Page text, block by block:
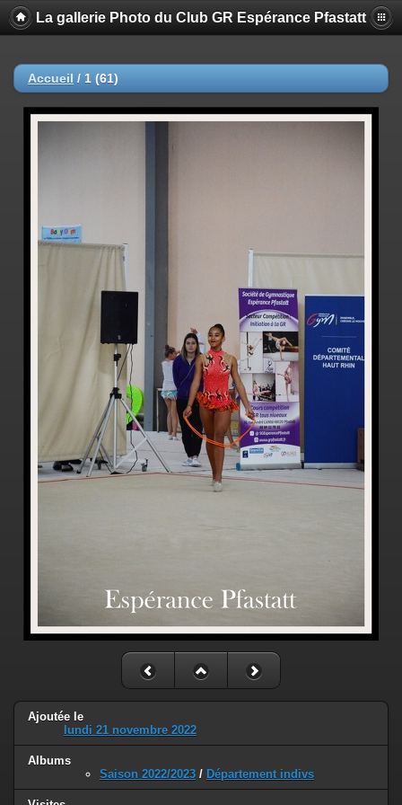
La gallerie Photo du Club GR Espérance Pfastatt
Accueil / 1 (61)
Ajoutée le
lundi 21 novembre 2022
Albums
Saison 2022/2023 / Département indivs